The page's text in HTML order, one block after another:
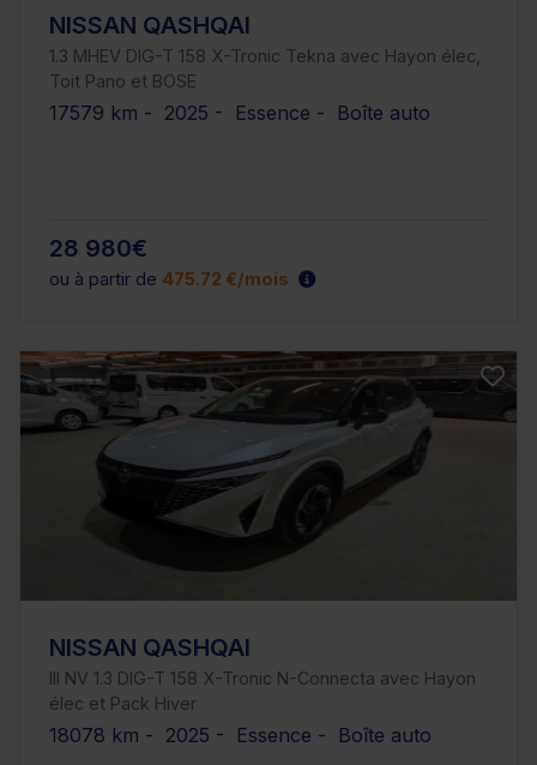
NISSAN QASHQAI
1.3 MHEV DIG-T 158 X-Tronic Tekna avec Hayon élec,
Toit Pano et BOSE
17579 km - 2025 - Essence - Boîte auto
28 980€
ou à partir de 475.72 €/mois
NISSAN QASHQAI
III NV 1.3 DIG-T 158 X-Tronic N-Connecta avec Hayon
élec et Pack Hiver
18078 km - 2025 - Essence - Boîte auto